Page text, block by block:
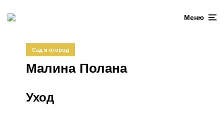
Меню
Сад и огород
Малина Полана
Уход